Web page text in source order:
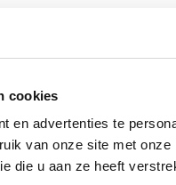
cookies
en advertenties te
van onze site met
die u aan ze heeft